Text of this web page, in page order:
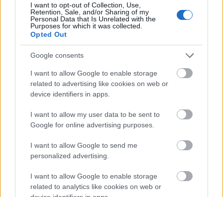
I want to opt-out of Collection, Use,
Retention, Sale, and/or Sharing of my
Personal Data that Is Unrelated with the
Purposes for which it was collected.
Opted Out
Google consents
I want to allow Google to enable storage
related to advertising like cookies on web or
device identifiers in apps.
I want to allow my user data to be sent to
Google for online advertising purposes.
I want to allow Google to send me
personalized advertising.
I want to allow Google to enable storage
related to analytics like cookies on web or
Pannonhalmi borvidék
Elegáns, könnyű, élénk, friss reduktív borok mellett
már hordós érlelésű tételek is kerülhetnek a
poharunkba Pannonhalmán. A hely nevének hallatán
legtöbbünknek a szerzetesek bora jut először
eszébe. Ez nem csoda, hiszen egyedülálló ősi vidék
több ezer négyzetméteres pincével, történelmi
atmoszférával, ahol a tiszta és határozott borok
képviselik a táj elhagyhatatlan történelmi,
gyógynövényes karakterét.
Hasonlóan Neszményhez, hagyományosan ez a
régió is fehérbort termelő terület, így itt is az
olaszrizling aránya a legnagyobb, amit a rajnai
rizling, irsai olivér, a chardonnay követ.